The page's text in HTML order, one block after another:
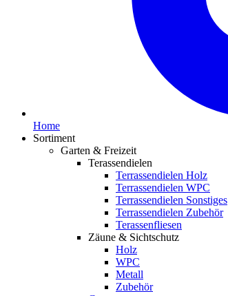
Home
Sortiment
Garten & Freizeit
Terassendielen
Terrassendielen Holz
Terrassendielen WPC
Terrassendielen Sonstiges
Terrassendielen Zubehör
Terassenfliesen
Zäune & Sichtschutz
Holz
WPC
Metall
Zubehör